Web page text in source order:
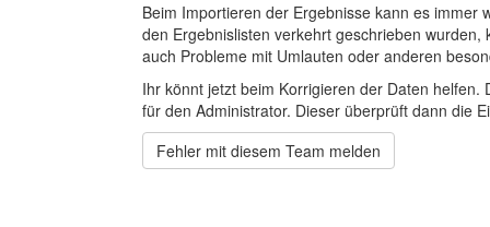
Beim Importieren der Ergebnisse kann es
den Ergebnislisten verkehrt geschrieben
auch Probleme mit Umlauten oder anderen
Ihr könnt jetzt beim Korrigieren der Daten
für den Administrator. Dieser überprüft dann die
Fehler mit diesem Team melden